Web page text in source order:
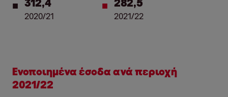
312,4
2020/21
282,5
2021/22
Ενοποιημένα έσοδα ανά περιοχή
2021/22